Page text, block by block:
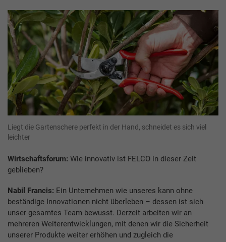
Liegt die Gartenschere perfekt in der Hand, schneidet es sich viel
leichter
Wirtschaftsforum: Wie innovativ ist FELCO in dieser Zeit
geblieben?
Nabil Francis: Ein Unternehmen wie unseres kann ohne
beständige Innovationen nicht überleben – dessen ist sich
unser gesamtes Team bewusst. Derzeit arbeiten wir an
mehreren Weiterentwicklungen, mit denen wir die Sicherheit
unserer Produkte weiter erhöhen und zugleich die